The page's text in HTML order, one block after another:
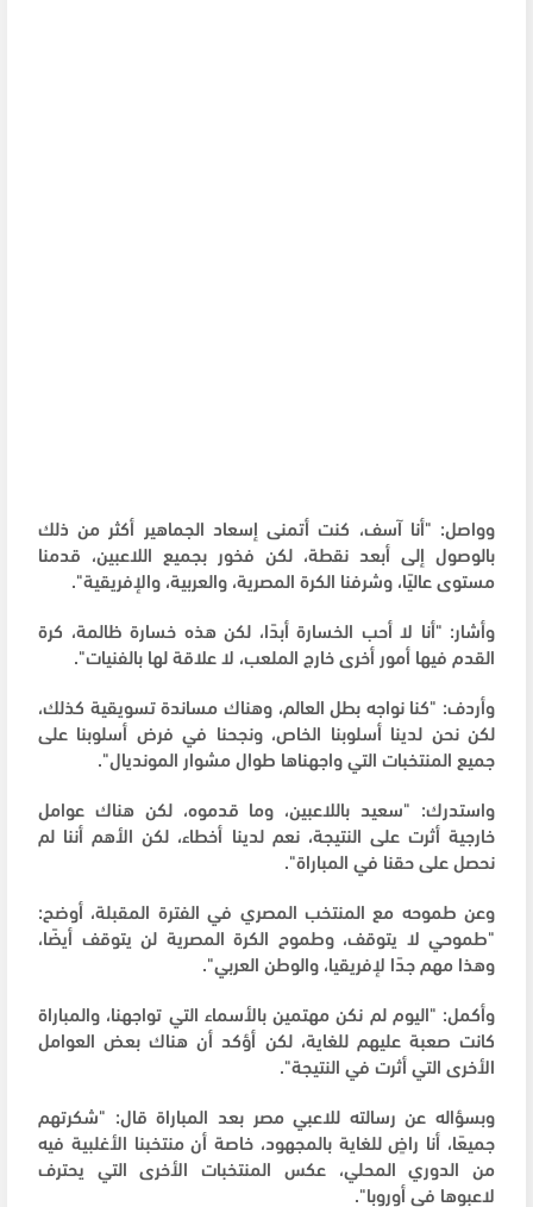
وواصل: "أنا آسف، كنت أتمنى إسعاد الجماهير أكثر من ذلك
بالوصول إلى أبعد نقطة، لكن فخور بجميع اللاعبين، قدمنا
مستوى عاليًا، وشرفنا الكرة المصرية، والعربية، والإفريقية".
وأشار: "أنا لا أحب الخسارة أبدًا، لكن هذه خسارة ظالمة، كرة
القدم فيها أمور أخرى خارج الملعب، لا علاقة لها بالفنيات".
وأردف: "كنا نواجه بطل العالم، وهناك مساندة تسويقية كذلك،
لكن نحن لدينا أسلوبنا الخاص، ونجحنا في فرض أسلوبنا على
جميع المنتخبات التي واجهناها طوال مشوار المونديال".
واستدرك: "سعيد باللاعبين، وما قدموه، لكن هناك عوامل
خارجية أثرت على النتيجة، نعم لدينا أخطاء، لكن الأهم أننا لم
نحصل على حقنا في المباراة".
وعن طموحه مع المنتخب المصري في الفترة المقبلة، أوضح:
"طموحي لا يتوقف، وطموح الكرة المصرية لن يتوقف أيضًا،
وهذا مهم جدًا لإفريقيا، والوطن العربي".
وأكمل: "اليوم لم نكن مهتمين بالأسماء التي تواجهنا، والمباراة
كانت صعبة عليهم للغاية، لكن أؤكد أن هناك بعض العوامل
الأخرى التي أثرت في النتيجة".
وبسؤاله عن رسالته للاعبي مصر بعد المباراة قال: "شكرتهم
جميعًا، أنا راضٍ للغاية بالمجهود، خاصة أن منتخبنا الأغلبية فيه
من الدوري المحلي، عكس المنتخبات الأخرى التي يحترف
لاعبوها في أوروبا".